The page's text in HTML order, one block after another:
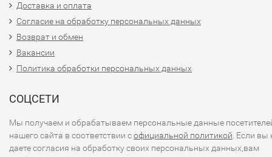
Доставка и оплата
Согласие на обработку персональных данных
Возврат и обмен
Вакансии
Политика обработки персональных данных
СОЦСЕТИ
Мы получаем и обрабатываем персональные данные
нашего сайта в соответствии софициальной политикой . Если вы
даете согласия на обработку своих персональных данных,вам